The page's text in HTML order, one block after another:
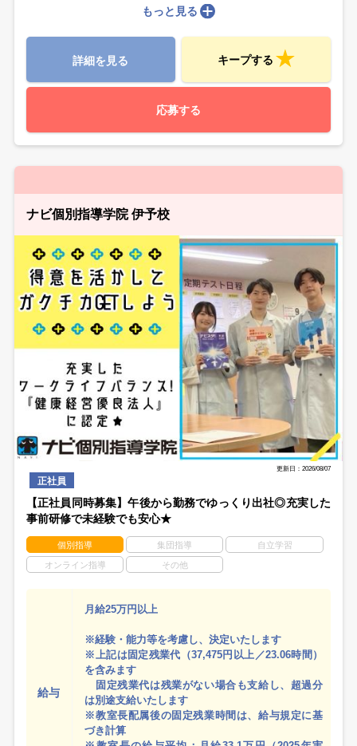
もっと見る
詳細を見る キープする
応募する
ナビ個別指導学院 伊予校
更新日：2026/08/07
正社員
【正社員同時募集】午後から勤務でゆっくり出社◎充実した
事前研修で未経験でも安心★
個別指導 集団指導 自立学習
オンライン指導 その他
給与
月給25万円以上
※経験・能力等を考慮し、決定いたします
※上記は固定残業代（37,475円以上／23.06時間）
を含みます
固定残業代は残業がない場合も支給し、超過分
は別途支給いたします
※教室長配属後の固定残業時間は、給与規定に基
づき計算